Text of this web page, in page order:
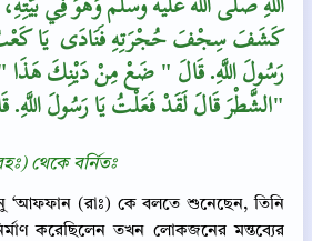
كَشَفَ سِجْفَ حُجْرَتِهِ فَنَادَى ‏‏ يَا كَعْبُ
رَسُولَ اللَّهِ‏.‏ قَالَ ‏"‏ ضَعْ مِنْ دَيْنِكَ هَذَا ‏"‏‏.‏
الشَّطْرَ قَالَ لَقَدْ فَعَلْتُ يَا رَسُولَ اللَّهِ‏.‏ قَالَ ‏"‏ قُمْ فَاقْضِهِ ‏"‏‏.‏"
থেকে বর্নিতঃ
‘আফফান (রাঃ) কে বলতে শুনেছেন, তিনি
করেছিলেন তখন লোকজনের মন্তব্যের